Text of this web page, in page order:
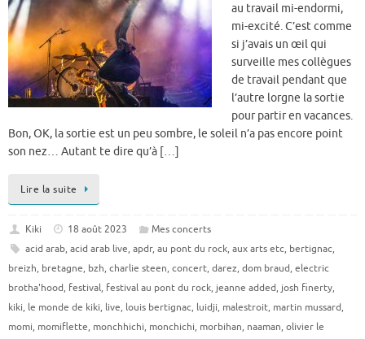
au travail mi-endormi,
mi-excité. C’est comme
si j’avais un œil qui
surveille mes collègues
de travail pendant que
l’autre lorgne la sortie
pour partir en vacances.
Bon, OK, la sortie est un peu sombre, le soleil n’a pas encore point
son nez… Autant te dire qu’à […]
Lire la suite
Kiki 18 août 2023
Mes concerts
acid arab, acid arab live, apdr, au pont du rock, aux arts etc, bertignac,
breizh, bretagne, bzh, charlie steen, concert, darez, dom braud, electric
brotha'hood, festival, festival au pont du rock, jeanne added, josh finerty,
kiki, le monde de kiki, live, louis bertignac, luidji, malestroit, martin mussard,
momi, momiflette, monchhichi, monchichi, morbihan, naaman, olivier le